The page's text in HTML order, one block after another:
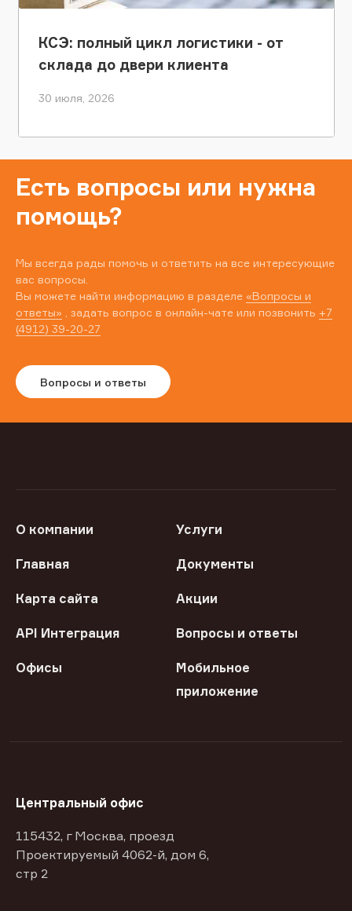
КСЭ: полный цикл логистики - от
склада до двери клиента
30 июля, 2026
Есть вопросы или нужна
помощь?
Мы всегда рады помочь и ответить на все интересующие
вас вопросы.
Вы можете найти информацию в разделе «Вопросы и
ответы» , задать вопрос в онлайн-чате или позвонить +7
(4912) 39-20-27
Вопросы и ответы
О компании Услуги
Главная Документы
Карта сайта Акции
API Интеграция Вопросы и ответы
Офисы
Мобильное
приложение
Центральный офис
115432, г Москва, проезд
Проектируемый 4062-й, дом 6,
стр 2